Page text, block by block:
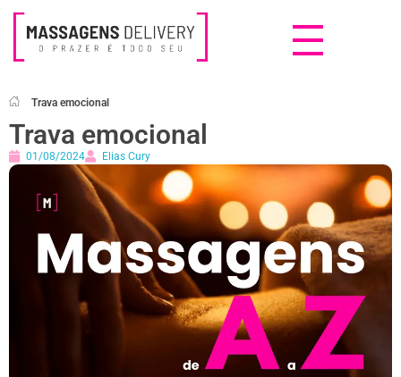
Trava emocional
Trava emocional
01/08/2024 Elias Cury